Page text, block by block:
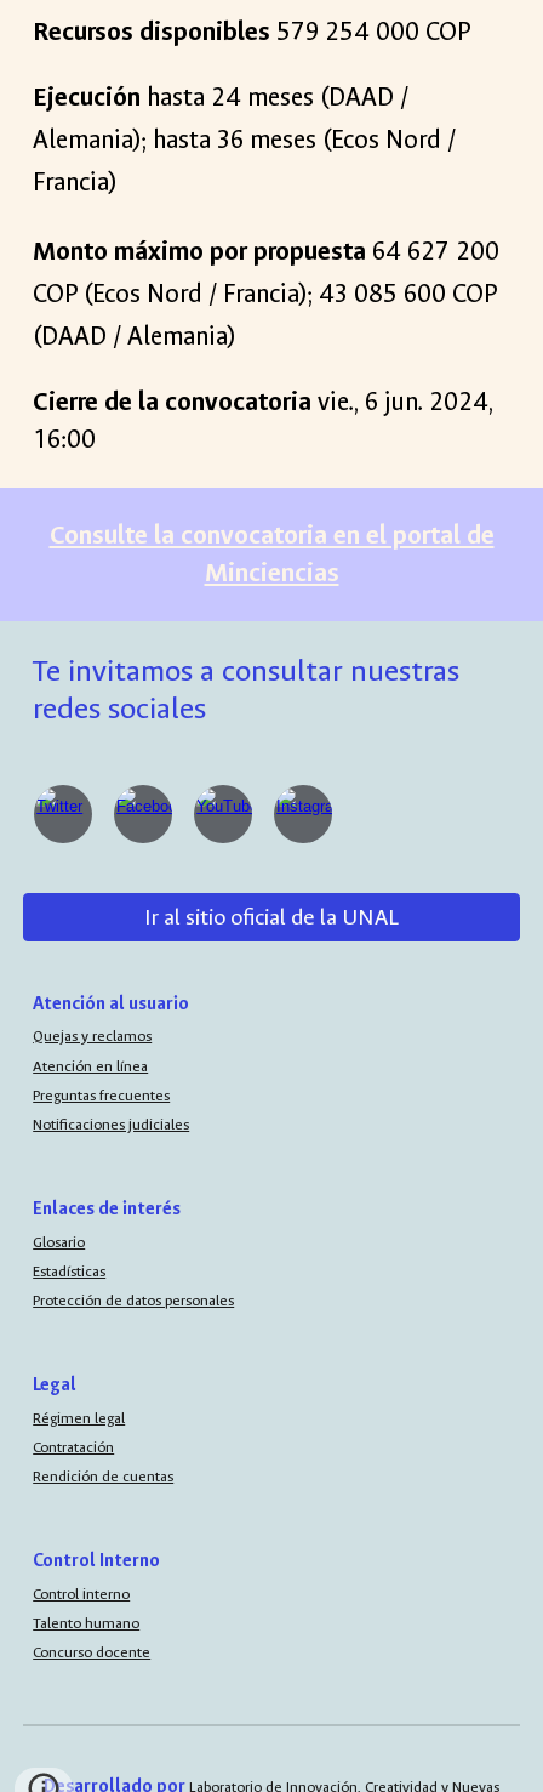
Recursos disponibles 579 254 000 COP
Ejecución hasta 24 meses (DAAD /
Alemania); hasta 36 meses (Ecos Nord /
Francia)
Monto máximo por propuesta 64 627 200
COP (Ecos Nord / Francia); 43 085 600 COP
(DAAD / Alemania)
Cierre de la convocatoriavie., 6 jun. 2024,
16:00
Consulte la convocatoria en el portal de
Minciencias
Te invitamos a consultar nuestras
redes sociales
Ir al sitio oficial de la UNAL
Atención al usuario
Quejas y reclamos
Atención en línea
Preguntas frecuentes
Notificaciones judiciales
Enlaces de interés
Glosario
Estadísticas
Protección de datos personales
Legal
Régimen legal
Contratación
Rendición de cuentas
Control Interno
Control interno
Talento humano
Concurso docente
Desarrollado porLaboratorio de Innovación, Creatividad y Nuevas